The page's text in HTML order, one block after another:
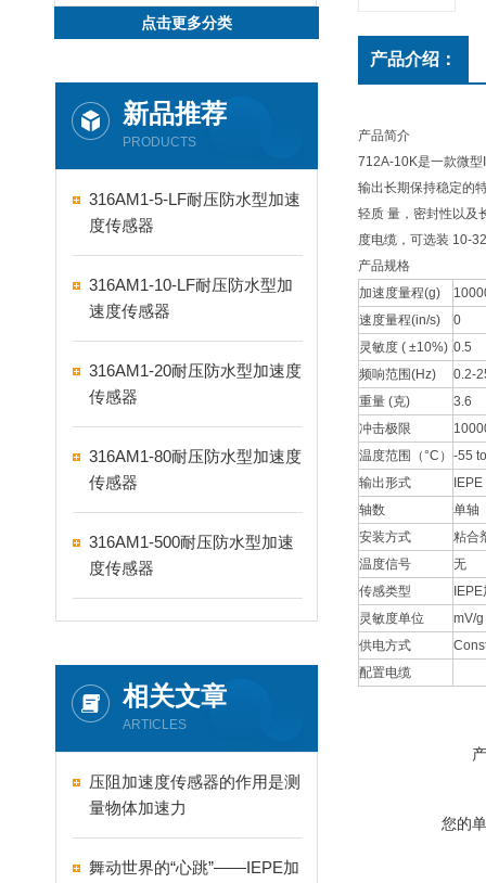
点击更多分类
新品推荐
PRODUCTS
316AM1-5-LF耐压防水型加速
度传感器
316AM1-10-LF耐压防水型加
速度传感器
316AM1-20耐压防水型加速度
传感器
316AM1-80耐压防水型加速度
传感器
316AM1-500耐压防水型加速
度传感器
相关文章
ARTICLES
压阻加速度传感器的作用是测
量物体加速力
舞动世界的“心跳”——IEPE加
产品介绍：
产品简介
712A-10K是一款微
输出⻓期保持稳定的
轻质 量，密封性以及
度电缆，可选装 10-
产品规格
加速度量程(g)
速度量程(in/s)
0
灵敏度 ( ±10%) 0.5
频响范围(Hz)
0.2-
重量 (克)
3.6
冲击极限
温度范围（°C） -55
输出形式
IEPE
轴数
单轴
安装方式
粘合
温度信号
无
传感类型
灵敏度单位
mV/g
供电方式
配置电缆
您的